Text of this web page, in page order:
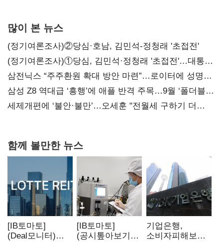
많이 본 뉴스
(정기여론조사)②당심·호남, 김민석-정청래 '초접전'
(정기여론조사)①당심, 김민석·정청래 '초접전'…대통령
지지도 '50% 아래로'(종합)
삼전닉스 “주주환원 확대 방안 마련”…로이터에 성명
보내
삼성 Z8 역대급 ‘흥행’에 애플 반격 주목…9월 ‘폴더블
대전’
세제개편에 ‘불안·불만’…오세훈 "전월세 구하기 더
함께 볼만한 뉴스
[IB토마토]
(Deal모니터)
[IB토마토]
(공시톺아보기)
기업은행,
소비자피해보상